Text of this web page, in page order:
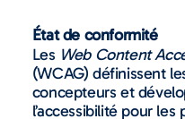
État de conformité
Les Web Content
(WCAG) définissent
concepteurs et
l’accessibilité pour